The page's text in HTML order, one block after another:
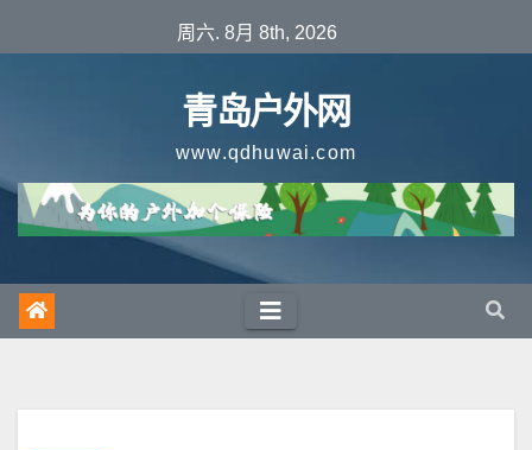
至
周六. 8月 8th, 2026
青岛户外网
www.qdhuwai.com